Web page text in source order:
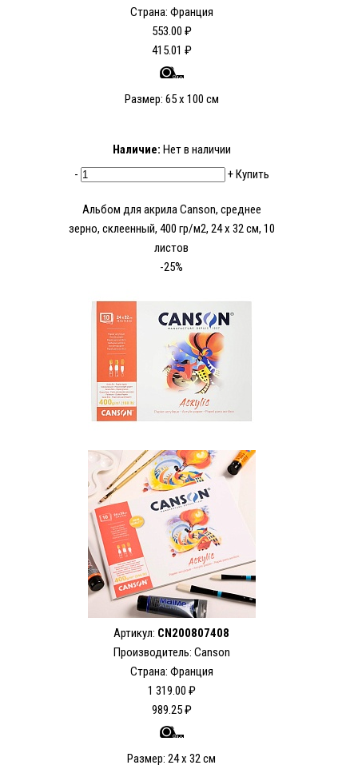
Страна: Франция
553.00 ₽
415.01 ₽
Размер: 65 x 100 см
Наличие: Нет в наличии
-
+Купить
Альбом для акрила Canson, среднее
зерно, склеенный, 400 гр/м2, 24 x 32 см, 10
листов
-25%
Артикул: CN200807408
Производитель: Canson
Страна: Франция
1 319.00 ₽
989.25 ₽
Размер: 24 x 32 см